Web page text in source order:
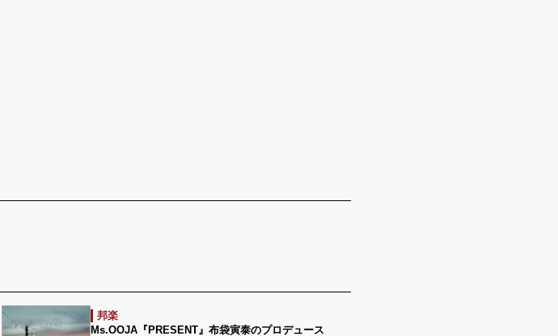
邦楽
Ms.OOJA『PRESENT』布袋寅泰のプロデュース